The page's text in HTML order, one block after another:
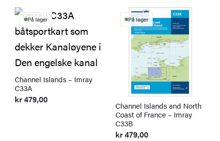
På lager
Channel Islands – Imray
C33A
kr479,00
På lager
Channel Islands and North
Coast of France – Imray
C33B
kr479,00